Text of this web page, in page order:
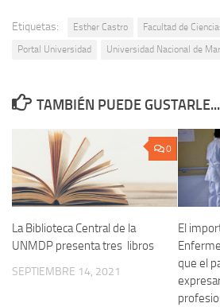
Etiquetas: Esther Castro
Facultad de
Portal Universidad
Universidad Nacional de
TAMBIÉN PUEDE GUSTARLE...
0
La Biblioteca Central de la
UNMDP presenta tres libros
SEPTIEMBRE 14, 2021
El
que el